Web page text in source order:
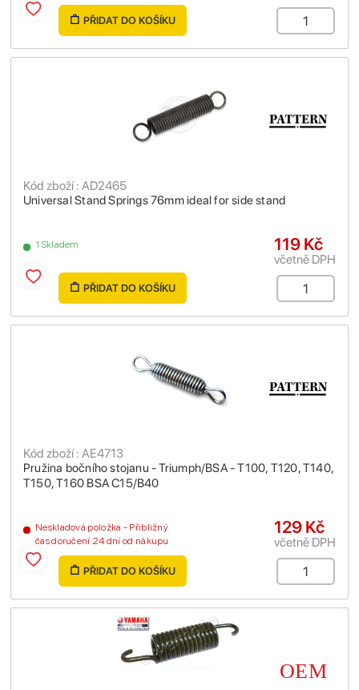
PŘIDAT DO KOŠÍKU
Universal Stand Springs 76mm ideal for side stand
Kód zboží : AD2465
1 Skladem 119 Kč
včetně DPH
PŘIDAT DO KOŠÍKU
Pružina bočního stojanu - Triumph/BSA - T100, T120, T140,
T150, T160 BSA C15/B40
Kód zboží : AE4713
Neskladová položka - Přibližný
čas doručení 24 dní od nákupu
129 Kč
včetně DPH
PŘIDAT DO KOŠÍKU